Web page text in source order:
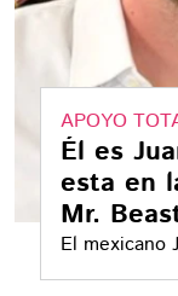
APOYO
Él es
esta en
Mr.
El mexicano
enfrentar